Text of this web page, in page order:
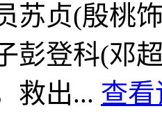
苏贞(殷桃
彭登科(邓
救出... 查看